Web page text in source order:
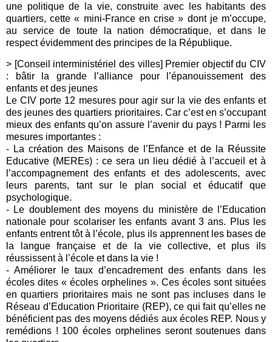
une politique de la vie, construite avec les habitants des
quartiers, cette « mini-France en crise » dont je m’occupe,
au service de toute la nation démocratique, et dans le
respect évidemment des principes de la République.
> [Conseil interministériel des villes] Premier objectif du CIV
: bâtir la grande l’alliance pour l’épanouissement des
enfants et des jeunes
Le CIV porte 12 mesures pour agir sur la vie des enfants et
des jeunes des quartiers prioritaires. Car c’est en s’occupant
mieux des enfants qu’on assure l’avenir du pays ! Parmi les
mesures importantes :
- La création des Maisons de l’Enfance et de la Réussite
Educative (MEREs) : ce sera un lieu dédié à l’accueil et à
l’accompagnement des enfants et des adolescents, avec
leurs parents, tant sur le plan social et éducatif que
psychologique.
- Le doublement des moyens du ministère de l’Education
nationale pour scolariser les enfants avant 3 ans. Plus les
enfants entrent tôt à l’école, plus ils apprennent les bases de
la langue française et de la vie collective, et plus ils
réussissent à l’école et dans la vie !
- Améliorer le taux d’encadrement des enfants dans les
écoles dites « écoles orphelines ». Ces écoles sont situées
en quartiers prioritaires mais ne sont pas incluses dans le
Réseau d’Education Prioritaire (REP), ce qui fait qu’elles ne
bénéficient pas des moyens dédiés aux écoles REP. Nous y
remédions ! 100 écoles orphelines seront soutenues dans